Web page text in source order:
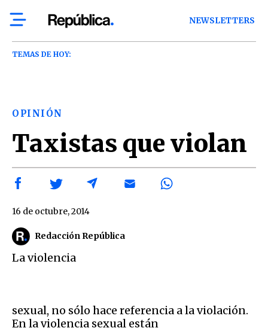
NEWSLETTERS
TEMAS DE HOY:
OPINIÓN
Taxistas que violan
Redacción República
16 de octubre, 2014
La violencia
sexual, no sólo hace referencia a la violación.
En la violencia sexual están